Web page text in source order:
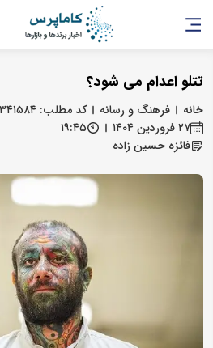
تتلو اعدام می شود؟
خانه فرهنگ و رسانه
کد مطلب: ۳۴۱۵۸۴
۲۷ فروردین ۱۴۰۴
۱۹:۴۵
فائزه حسین زاده